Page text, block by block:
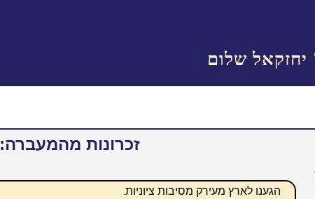
שלום
זכרונות מהמעברה:
הגענו לארץ מעירק מסיבות ציוניות.